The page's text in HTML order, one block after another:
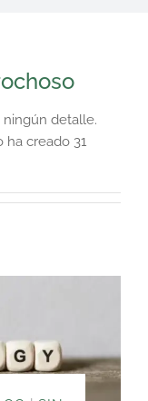
ningún detalle.
ha creado 31